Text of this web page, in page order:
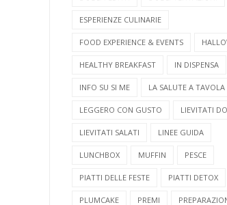
ESPERIENZE CULINARIE
FOOD EXPERIENCE & EVENTS
HEALTHY BREAKFAST IN DISPENSA
INFO SU SI ME LA SALUTE A TAVOLA
LEGGERO CON GUSTO LIEVITATI
LIEVITATI SALATI LINEE GUIDA
LUNCHBOX MUFFIN PESCE
PIATTI DELLE FESTE PIATTI DETOX
PLUMCAKE PREMI